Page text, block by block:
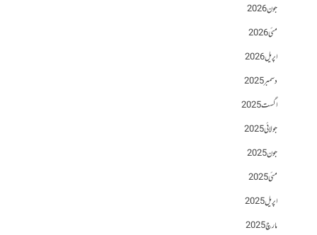
جون 2026
مئی 2026
اپریل 2026
دسمبر 2025
اگست 2025
جولائی 2025
جون 2025
مئی 2025
اپریل 2025
مارچ 2025